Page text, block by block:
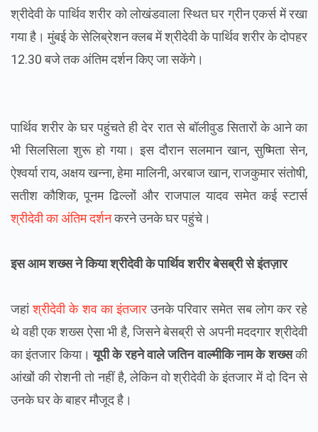
श्रीदेवी के पार्थिव शरीर को लोखंडवाला स्थि‍त घर ग्रीन एकर्स में रखा
गया है। मुंबई के सेलिब्रेशन क्लब में श्रीदेवी के पार्थिव शरीर के दोपहर
12.30 बजे तक अंतिम दर्शन किए जा सकेंगे।
पार्थिव शरीर के घर पहुंचते ही देर रात से बॉलीवुड सितारों के आने का
भी सिलसिला शुरू हो गया। इस दौरान सलमान खान, सुष्मिता सेन,
ऐश्वर्या राय, अक्षय खन्ना, हेमा मालिनी, अरबाज खान, राजकुमार संतोषी,
सतीश कौशिक, पूनम ढिल्लों और राजपाल यादव समेत कई स्टार्स
श्रीदेवी का अंतिम दर्शनकरने उनके घर पहुंचे।
इस आम शख्स ने किया श्रीदेवी के पार्थिव शरीर बेसब्री से इंतज़ार
जहांश्रीदेवी के शव का इंतजारउनके परिवार समेत सब लोग कर रहे
थे वही एक शख्स ऐसा भी है, जिसने बेसब्री से अपनी मददगार श्रीदेवी
का इंतजार किया। यूपी के रहने वाले जतिन वाल्मीकि नाम के शख्सकी
आंखों की रोशनी तो नहीं है, लेकिन वो श्रीदेवी के इंतजार में दो दिन से
उनके घर के बाहर मौजूद है।